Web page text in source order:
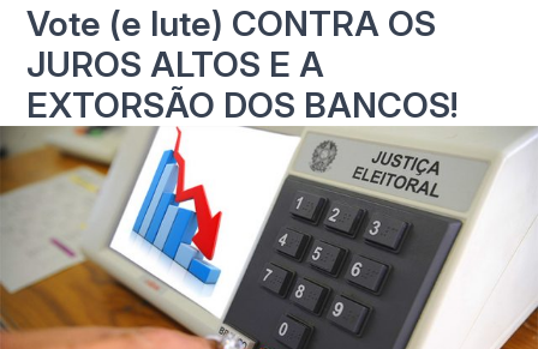
Vote (e lute) CONTRA OS
JUROS ALTOS E A
EXTORSÃO DOS BANCOS!